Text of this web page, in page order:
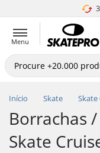
Menu
Início Skate Skate
Borrachas
Skate